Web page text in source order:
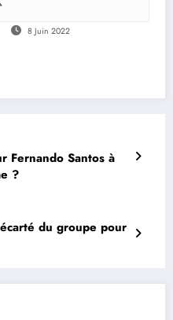
8 Juin 2022
Fernando Santos à
?
du groupe pour